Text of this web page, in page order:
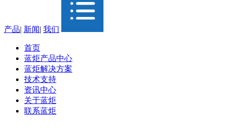
产品| 新闻| 我们
首页
蓝炬产品中心
蓝炬解决方案
技术支持
资讯中心
关于蓝炬
联系蓝炬